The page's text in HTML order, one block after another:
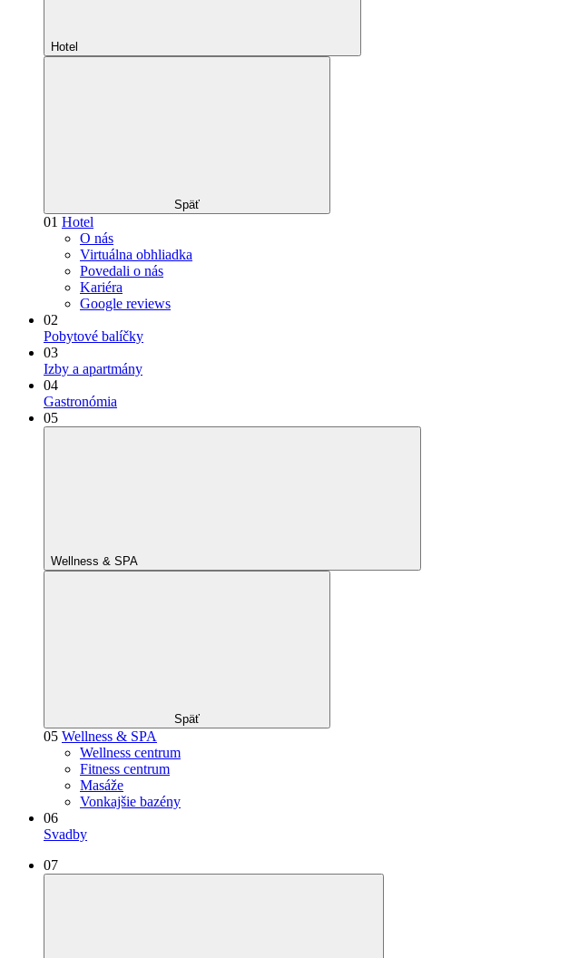
Hotel
Späť
01 Hotel
O nás
Virtuálna obhliadka
Povedali o nás
Kariéra
Google reviews
02
Pobytové balíčky
03
Izby a apartmány
04
Gastronómia
05
Wellness & SPA
Späť
05 Wellness & SPA
Wellness centrum
Fitness centrum
Masáže
Vonkajšie bazény
06
Svadby
07